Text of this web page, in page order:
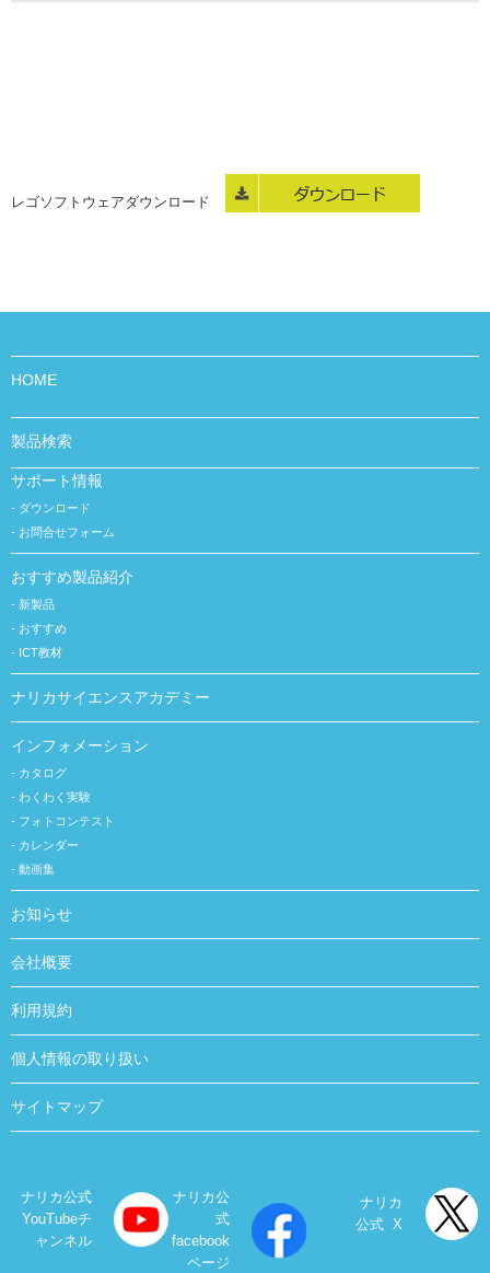
レゴソフトウェアダウンロード
HOME
製品検索
サポート情報
ダウンロード
お問合せフォーム
おすすめ製品紹介
新製品
おすすめ
ICT教材
ナリカサイエンスアカデミー
インフォメーション
カタログ
わくわく実験
フォトコンテスト
カレンダー
動画集
お知らせ
会社概要
利用規約
個人情報の取り扱い
サイトマップ
ナリカ公式
YouTubeチ
ャンネル
ナリカ公
式
facebook
ページ
ナリカ
公式 X